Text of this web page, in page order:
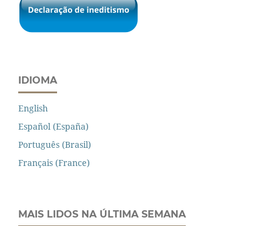
IDIOMA
English
Español (España)
Português (Brasil)
Français (France)
MAIS LIDOS NA ÚLTIMA SEMANA